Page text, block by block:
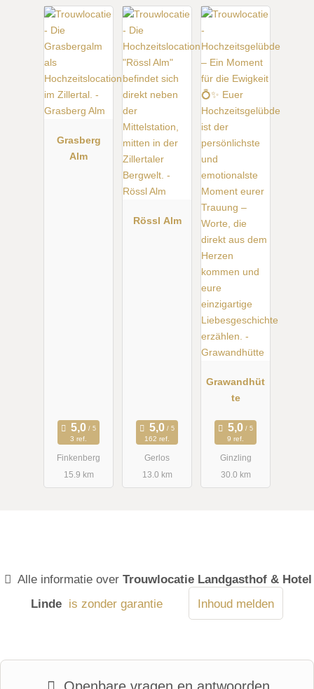
Grasberg
Alm
3 ref.
Finkenberg
15.9 km
Rössl Alm
162 ref.
Gerlos
13.0 km
Grawandhüt
te
9 ref.
Ginzling
30.0 km
Alle informatie overTrouwlocatie Landgasthof & Hotel
Linde is zonder garantie Inhoud melden
Openbare vragen en antwoorden